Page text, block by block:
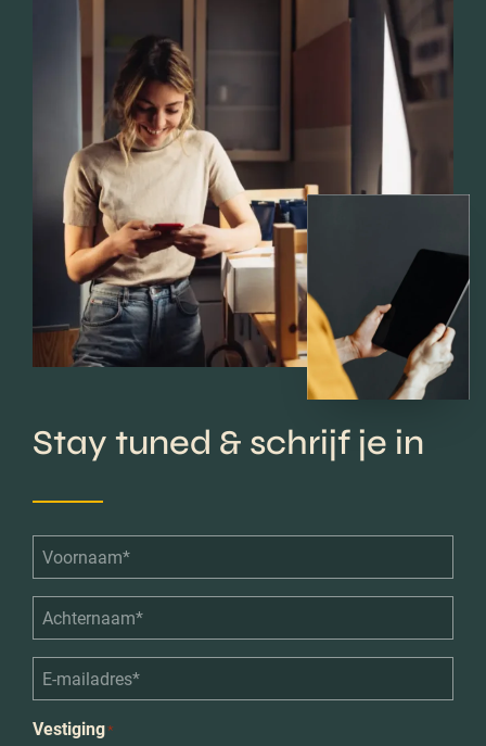
Stay tuned & schrijf je in
Voornaam*
Achternaam*
E-
mailadres*
Vestiging*